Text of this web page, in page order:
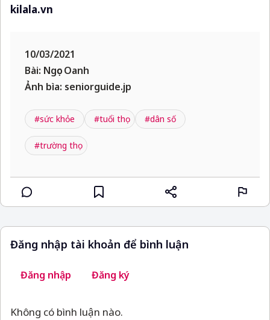
kilala.vn
10/03/2021
Bài: Ngọc Oanh
Ảnh bìa: seniorguide.jp
#sức khỏe #tuổi thọ #dân số
#trường thọ
Đăng nhập tài khoản để bình luận
Đăng nhập Đăng ký
Không có bình luận nào.